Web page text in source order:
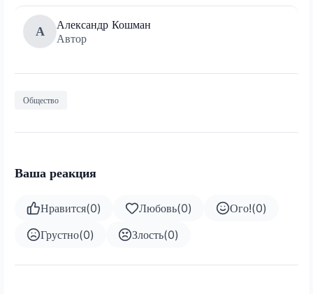
А
Александр Кошман
Автор
Общество
Ваша реакция
Нравится(0) Любовь(0) Ого!(0)
Грустно(0) Злость(0)